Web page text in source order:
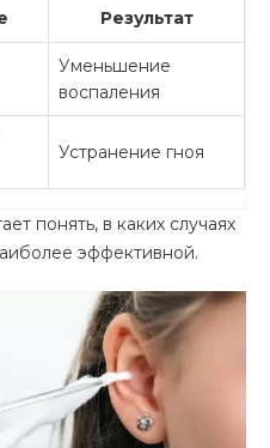
Результат
Уменьшение
воспаления
Устранение гноя
понять, в каких случаях
эффективной.